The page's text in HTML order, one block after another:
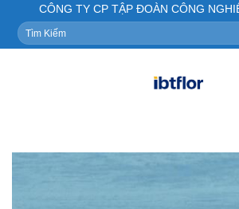
content
CÔNG TY CP TẬP ĐOÀN CÔNG
Tìm
kiếm: